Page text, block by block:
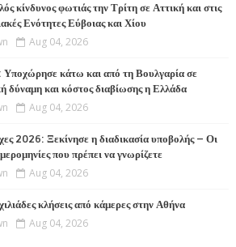
κίνδυνος φωτιάς την Τρίτη σε Αττική και στις
Ενότητες Εύβοιας και Χίου
Aug 04, 2026
κάτω και από τη Βουλγαρία σε
δύναμη και κόστος διαβίωσης η Ελλάδα
Aug 04, 2026
2026: Ξεκίνησε η διαδικασία υποβολής – Οι
που πρέπει να γνωρίζετε
Aug 04, 2026
κλήσεις από κάμερες στην Αθήνα
Aug 04, 2026